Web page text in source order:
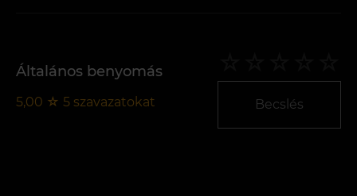
Általános benyomás
5,00 ☆ 5 szavazatokat Becslés